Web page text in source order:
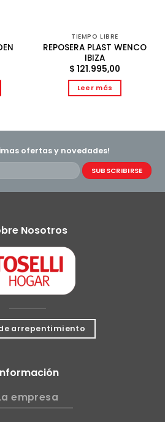
TIEMPO LIBRE
REPOSERA PLAST WENCO
IBIZA
$ 121.995,00
Leer más
ofertas y novedades!
Nosotros
arrepentimiento
empresa